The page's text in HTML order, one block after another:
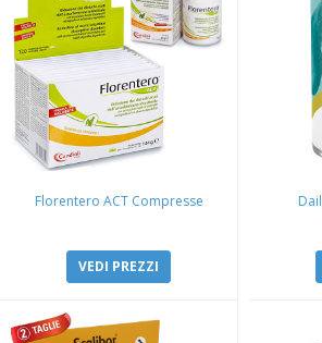
Florentero ACT Compresse
VEDI PREZZI